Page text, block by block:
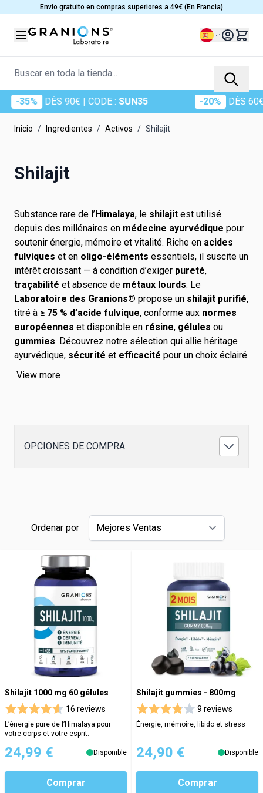
Ir al contenidoEnvío gratuito en compras superiores a 49€ (En Francia)
Lenguaje
Buscar en toda la tienda...
DÈS 90€| CODE :SUN35 DÈS 60€|
Inicio / Ingredientes / Activos / Shilajit
Shilajit
Substance rare de l’Himalaya, le shilajit est utilisé
depuis des millénaires en médecine ayurvédique pour
soutenir énergie, mémoire et vitalité. Riche en acides
fulviques et en oligo-éléments essentiels, il suscite un
intérêt croissant — à condition d’exiger pureté,
traçabilité et absence de métaux lourds. Le
Laboratoire des Granions® propose un shilajit purifié,
titré à ≥ 75 % d’acide fulvique, conforme aux normes
européennes et disponible en résine, gélules ou
gummies. Découvrez notre sélection qui allie héritage
ayurvédique, sécurité et efficacité pour un choix éclairé.
View more
OPCIONES DE COMPRA
Ordenar por
Shilajit 1000 mg 60 gélules
16 reviews
L’énergie pure de l’Himalaya pour
votre corps et votre esprit.
24,99 € Disponible
Comprar
Shilajit gummies - 800mg
9 reviews
Énergie, mémoire, libido et stress
24,90 € Disponible
Comprar